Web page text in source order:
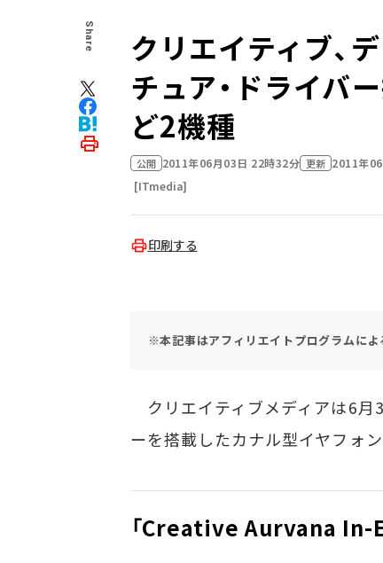
Share
クリエイティブ、
チュア・ドライバ
ど2機種
公開 2011年06月03日 22時32分 更新 2011年
[ITmedia]
印刷する
※本記事はアフィリエイトプログラムに
クリエイティブメディアは6月3
ーを搭載したカナル型イヤフォ
「Creative Aurvana In-